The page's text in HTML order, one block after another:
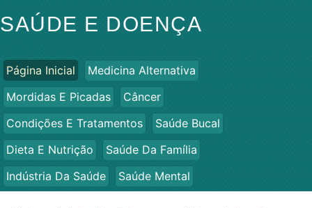
SAÚDE E DOENÇA
Página Inicial
Medicina Alternativa
Mordidas E Picadas
Câncer
Condições E Tratamentos
Saúde Bucal
Dieta E Nutrição
Saúde Da Família
Indústria Da Saúde
Saúde Mental